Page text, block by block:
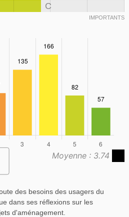
C
IMPORTANTS
Moyenne : 3.74
des besoins des usagers du
dans ses réflexions sur les
d'aménagement.